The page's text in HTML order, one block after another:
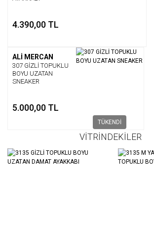
4.390,00 TL
TÜKENDİ
ALİ MERCAN
307 GİZLİ TOPUKLU
BOYU UZATAN
SNEAKER
5.000,00 TL
VİTRİNDEKİLER